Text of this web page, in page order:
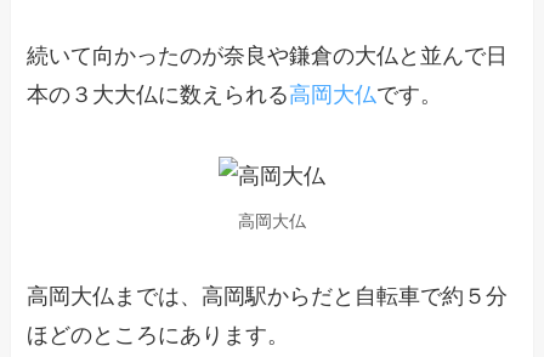
続いて向かったのが奈良や鎌倉の大仏と並んで日
本の３大大仏に数えられる高岡大仏です。
高岡大仏
高岡大仏までは、高岡駅からだと自転車で約５分
ほどのところにあります。